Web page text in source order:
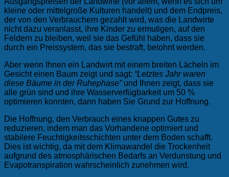
kleine oder mittelgroße Kulturen handelt) und dem Endpreis,
der von den Verbrauchern gezahlt wird, was die Landwirte
nicht dazu veranlasst, ihre Kinder zu ermutigen, auf den
Feldern zu bleiben, weil sie das Gefühl haben, dass sie
durch ein Preissystem, das sie bestraft, belohnt werden.
Aber wenn Ihnen ein Landwirt mit einem breiten Lächeln im
Gesicht einen Baum zeigt und sagt: “Letztes Jahr waren
diese Bäume in der Ruhephase”und Ihnen zeigt, dass sie
alle grün sind und ihre Wasserverfügbarkeit um 50 %
optimieren konnten, dann haben Sie Grund zur Hoffnung.
Die Hoffnung, den Verbrauch eines knappen Gutes zu
reduzieren, indem man das Vorhandene optimiert und
stabilere Feuchtigkeitsschichten unter dem Boden schafft.
Dies ist wichtig, da mit dem Klimawandel die Trockenheit
aufgrund des atmosphärischen Bedarfs an Verdunstung und
Evapotranspiration wahrscheinlich zunehmen wird.